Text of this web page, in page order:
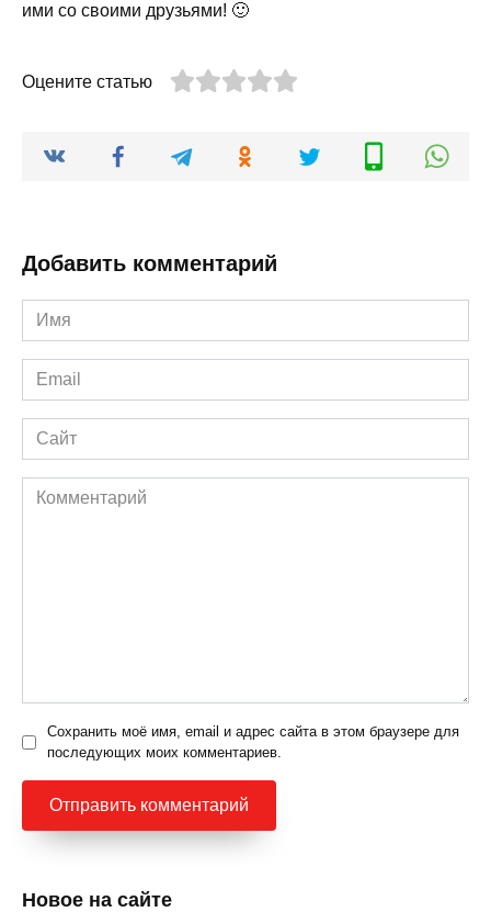
ими со своими друзьями! 🙂
Оцените статью
Добавить комментарий
Имя
*
Email
*
Сайт
Комментарий
Сохранить моё имя, email и адрес сайта в этом браузере для
последующих моих комментариев.
Новое на сайте